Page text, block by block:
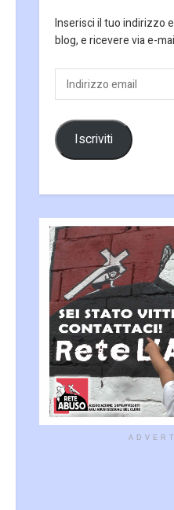
Inserisci il tuo indirizzo
blog, e ricevere via e-
Indirizzo
email
Iscriviti